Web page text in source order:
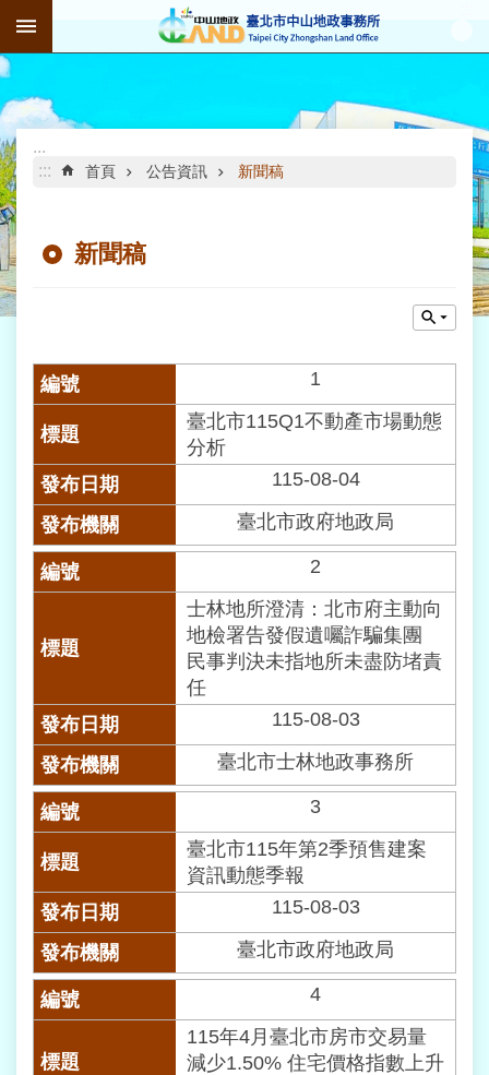
跳到主要內容區塊
階
搜
尋
公
機
關
介
紹
業
務
資
訊
上
查
網
路
申
辦
相
關
連
結
民
意
交
:::
:::
首頁 公告資訊 新聞稿
新聞稿
1
臺北市115Q1不動產市場動態
分析
115-08-04
臺北市政府地政局
2
士林地所澄清：北市府主動向
地檢署告發假遺囑詐騙集團
民事判決未指地所未盡防堵責
任
115-08-03
臺北市士林地政事務所
3
臺北市115年第2季預售建案
資訊動態季報
115-08-03
臺北市政府地政局
4
115年4月臺北市房市交易量
減少1.50% 住宅價格指數上升